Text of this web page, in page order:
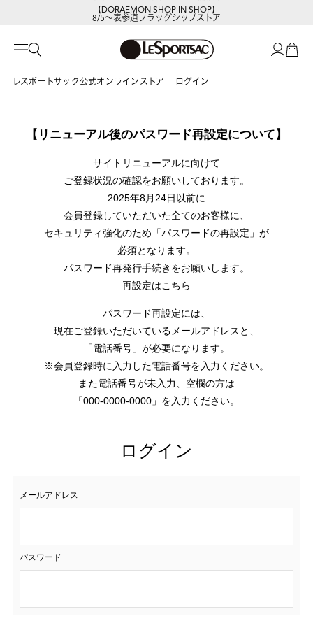
【DORAEMON SHOP IN SHOP】
8/5～表参道フラッグシップストア
レスポートサック公式オンラインストア ログイン
【リニューアル後のパスワード再設定について】
サイトリニューアルに向けて
ご登録状況の確認をお願いしております。
2025年8月24日以前に
会員登録していただいた全てのお客様に、
セキュリティ強化のため「パスワードの再設定」が
必須となります。
パスワード再発行手続きをお願いします。
再設定はこちら
パスワード再設定には、
現在ご登録いただいているメールアドレスと、
「電話番号」が必要になります。
※会員登録時に入力した電話番号を入力ください。
また電話番号が未入力、空欄の方は
「000-0000-0000」を入力ください。
ログイン
メールアドレス
パスワード